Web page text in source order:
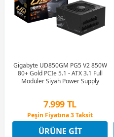
Gigabyte UD850GM PG5 V2 850W
80+ Gold PCIe 5.1 - ATX 3.1 Full
Modüler Siyah Power Supply
7.999 TL
Peşin Fiyatına 3 Taksit
12 Ay x 941 TL taksitle
Peşin Fiyatına 3 Taksit
ÜRÜNE GIT